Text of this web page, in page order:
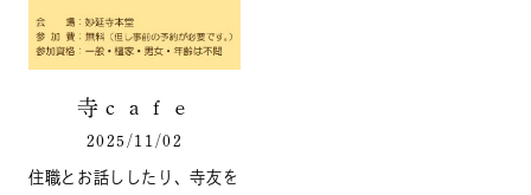
寺ｃａｆｅ
2025/11/02
住職とお話ししたり、寺友を